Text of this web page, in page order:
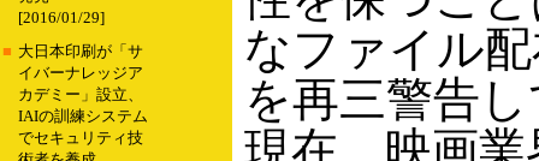
[2016/01/29]
■ 大日本印刷が「サ
イバーナレッジア
カデミー」設立、
IAIの訓練システム
でセキュリティ技
なファイル
を再三警告
現在、映画